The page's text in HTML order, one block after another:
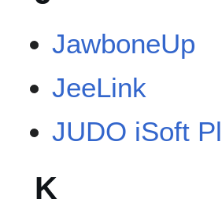
JawboneUp
JeeLink
JUDO iSoft
K